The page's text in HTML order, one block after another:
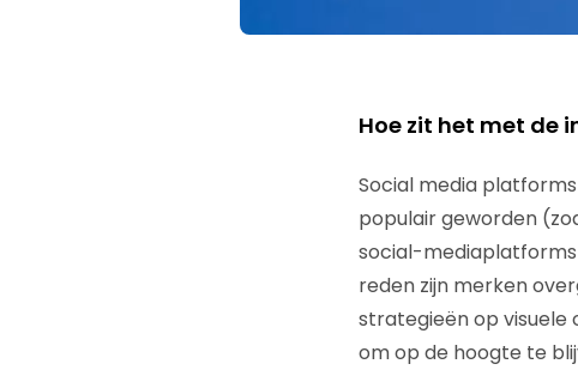
Hoe zit het met de
Social media
populair geworden
social-mediaplatforms
reden zijn merken
strategieën op visuele
om op de hoogte te